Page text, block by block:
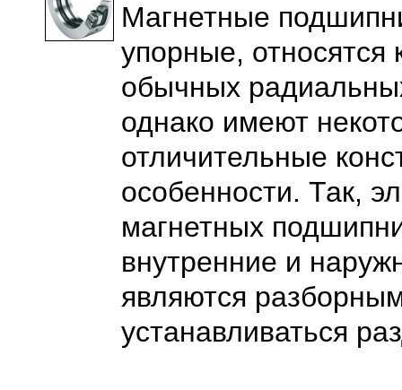
Магнетные
упорные, относятся
обычных
однако имеют
отличительные
особенности. Так,
магнетных
внутренние и
являются
устанавливаться